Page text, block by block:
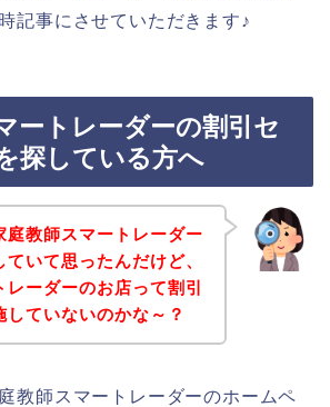
記事にさせていただきます♪
ートレーダーの割引セ
探している方へ
庭教師スマートレーダー
いて思ったんだけど、
ーダーのお店って割引
していないのかな～？
教師スマートレーダーのホームペ